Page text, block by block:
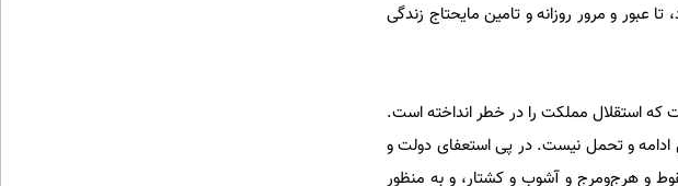
و مرور روزانه و تامین مایحتاج زندگی
که استقلال مملکت را در خطر انداخته است.
ادامه و تحمل نیست. در پی استعفای دولت و
و هرج‌و‌مرج و آشوب و کشتار، و به منظور